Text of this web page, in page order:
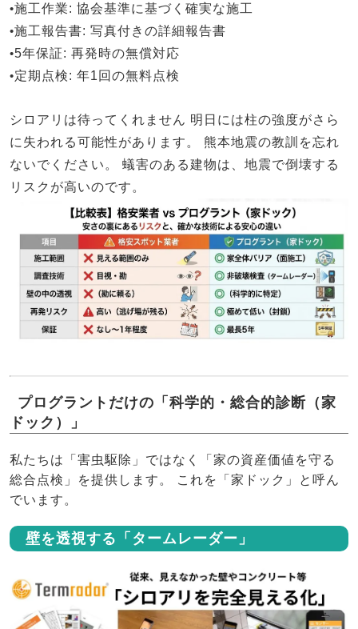
•施工作業: 協会基準に基づく確実な施工
•施工報告書: 写真付きの詳細報告書
•5年保証: 再発時の無償対応
•定期点検: 年1回の無料点検
シロアリは待ってくれません 明日には柱の強度がさら
に失われる可能性があります。
熊本地震の教訓を忘れ
ないでください。
蟻害のある建物は、地震で倒壊する
リスクが高いのです。
プログラントだけの「科学的・総合的診断（家
ドック）」
私たちは「害虫駆除」ではなく「家の資産価値を守る
総合点検」を提供します。 これを「家ドック」と呼ん
でいます。
壁を透視する「タームレーダー」